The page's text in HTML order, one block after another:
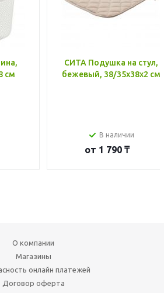
см
СИТА Подушка на стул,
бежевый, 38/35x38x2 см
В наличии
от 1 790 ₸
О компании
Магазины
онлайн платежей
Договор оферта